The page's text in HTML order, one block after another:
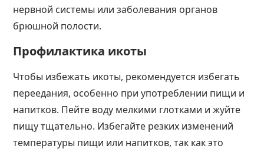
нервной системы или заболевания органов
брюшной полости.
Профилактика икоты
Чтобы избежать икоты, рекомендуется избегать
переедания, особенно при употреблении пищи и
напитков. Пейте воду мелкими глотками и жуйте
пищу тщательно. Избегайте резких изменений
температуры пищи или напитков, так как это